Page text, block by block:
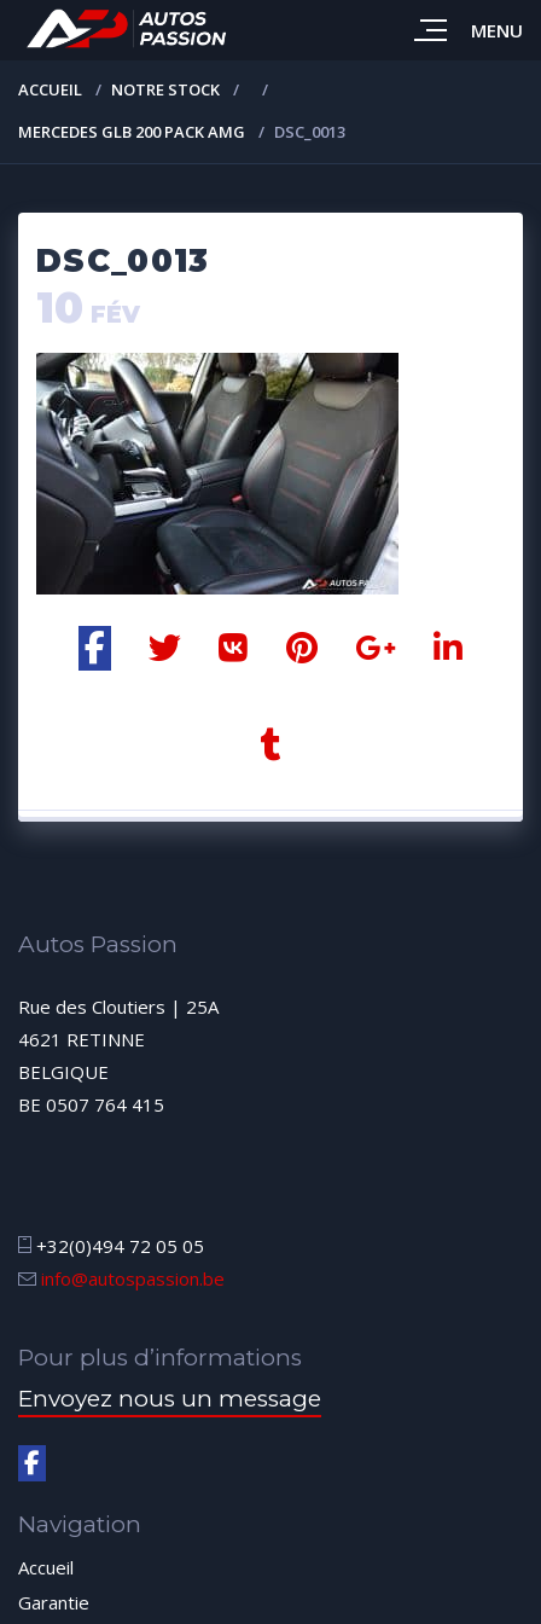
MENU
ACCUEIL
NOTRE STOCK
MERCEDES GLB 200 PACK AMG
DSC_0013
DSC_0013
10 FÉV
Autos Passion
Rue des Cloutiers | 25A
4621 RETINNE
BELGIQUE
BE 0507 764 415
+32(0)494 72 05 05
info@autospassion.be
Pour plus d’informations
Envoyez nous un message
Navigation
Accueil
Garantie